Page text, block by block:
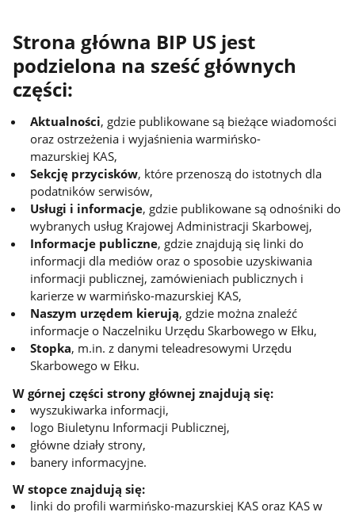
Strona główna BIP US jest
podzielona na sześć głównych
części:
Aktualności, gdzie publikowane są bieżące wiadomości
oraz ostrzeżenia i wyjaśnienia warmińsko-
mazurskiej KAS,
Sekcję przycisków, które przenoszą do istotnych dla
podatników serwisów,
Usługi i informacje, gdzie publikowane są odnośniki do
wybranych usług Krajowej Administracji Skarbowej,
Informacje publiczne, gdzie znajdują się linki do
informacji dla mediów oraz o sposobie uzyskiwania
informacji publicznej, zamówieniach publicznych i
karierze w warmińsko-mazurskiej KAS,
Naszym urzędem kierują, gdzie można znaleźć
informacje o Naczelniku Urzędu Skarbowego w Ełku,
Stopka, m.in. z danymi teleadresowymi Urzędu
Skarbowego w Ełku.
W górnej części strony głównej znajdują się:
wyszukiwarka informacji,
logo Biuletynu Informacji Publicznej,
główne działy strony,
banery informacyjne.
W stopce znajdują się:
linki do profili warmińsko-mazurskiej KAS oraz KAS w